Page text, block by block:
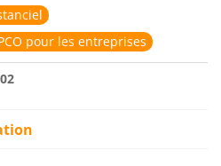
pour les entreprises